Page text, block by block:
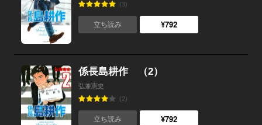
(3)
立ち読み ¥792
係長島耕作 （2）
弘兼憲史
(2)
立ち読み ¥792